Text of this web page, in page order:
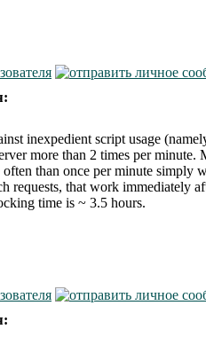
inexpedient script usage
more than 2 times per minute.
often than once per minute simply
requests, that work immediately
time is ~ 3.5 hours.